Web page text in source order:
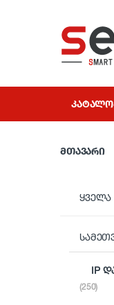
მთავარი
ყველა
IP
(250)